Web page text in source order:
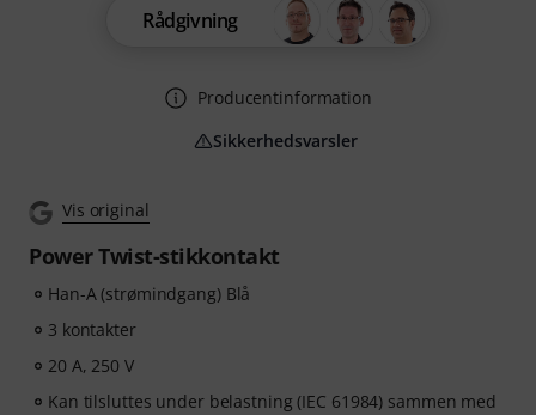
Vis original
Power Twist-stikkontakt
Han-A (strømindgang) Blå
3 kontakter
20 A, 250 V
Kan tilsluttes under belastning (IEC 61984) sammen med
Rådgivning
Producentinformation
Sikkerhedsvarsler